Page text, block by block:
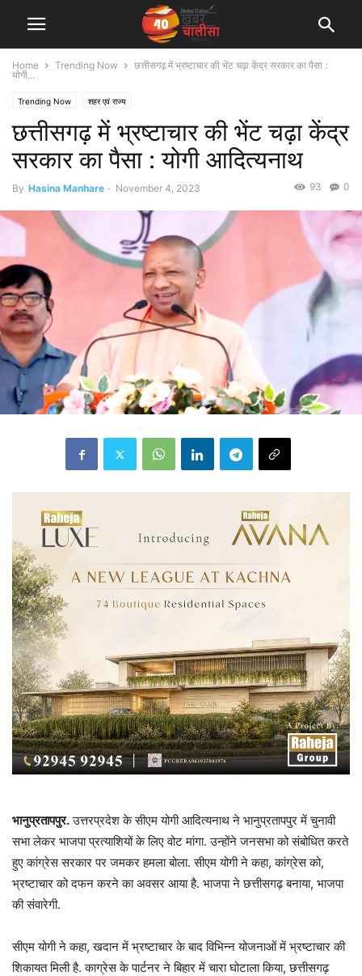
Home Trending Now
छत्तीसगढ़ में भ्रष्टाचार की भेंट चढ़ा केंद्र सरकार का पैसा :
योगी...
Trending Now शहर एवं राज्य
छत्तीसगढ़ में भ्रष्टाचार की भेंट चढ़ा केंद्र
सरकार का पैसा : योगी आदित्यनाथ
By Hasina Manhare - November 4, 2023 0
93
भानुप्रतापपुर.उत्तरप्रदेश के सीएम योगी आदित्यनाथ ने भानुप्रतापपुर में चुनावी
सभा लेकर भाजपा प्रत्याशियों के लिए वोट मांगा. उन्होंने जनसभा को संबोधित करते
हुए कांग्रेस सरकार पर जमकर हमला बोला. सीएम योगी ने कहा, कांग्रेस को,
भ्रष्टाचार को दफन करने का अवसर आया है. भाजपा ने छत्तीसगढ़ बनाया, भाजपा
की संवारेगी.
सीएम योगी ने कहा, खदान में भ्रष्टाचार के बाद विभिन्न योजनाओं में भ्रष्टाचार की
शिकायत मिली है. काग्रेस के पार्टनर ने बिहार में चारा घोटाला किया, छत्तीसगढ़